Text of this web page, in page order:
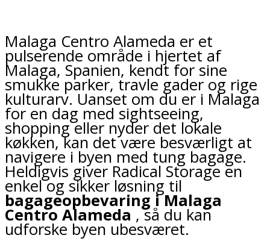
Malaga Centro Alameda er et
pulserende område i hjertet af
Malaga, Spanien, kendt for sine
smukke parker, travle gader og rige
kulturarv. Uanset om du er i Malaga
for en dag med sightseeing,
shopping eller nyder det lokale
køkken, kan det være besværligt at
navigere i byen med tung bagage.
Heldigvis giver Radical Storage en
enkel og sikker løsning til
bagageopbevaring i Malaga
Centro Alameda , så du kan
udforske byen ubesværet.